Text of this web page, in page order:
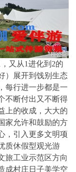
又从1进化到2的
）展开到饯别生态
每行进一步都是一
不断付出又不断得
上的收成，大大的
家允许和鼓励的方
，引入更多文明项
质休假型观光游
旅工业示范区方向
成村庄日子美学空